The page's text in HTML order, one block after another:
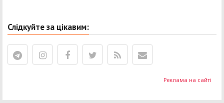
Реклама на сайті
Слідкуйте за цікавим: